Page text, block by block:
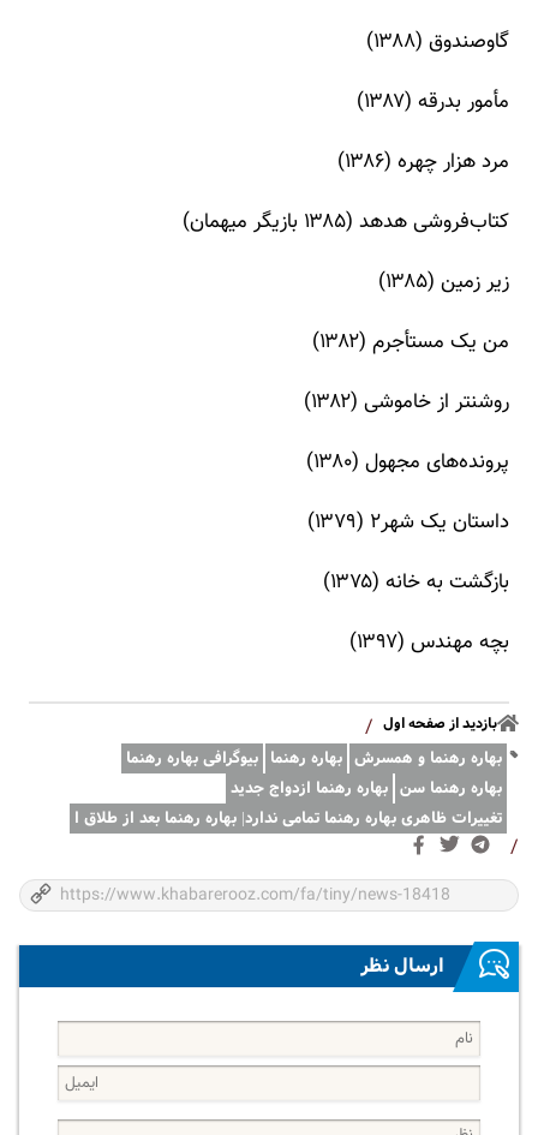
گاوصندوق (۱۳۸۸)
مأمور بدرقه (۱۳۸۷)
مرد هزار چهره (۱۳۸۶)
کتاب‌فروشی هدهد (۱۳۸۵ بازیگر میهمان)
زیر زمین (۱۳۸۵)
من یک مستأجرم (۱۳۸۲)
روشنتر از خاموشی (۱۳۸۲)
پرونده‌های مجهول (۱۳۸۰)
داستان یک شهر۲ (۱۳۷۹)
بازگشت به خانه (۱۳۷۵)
بچه مهندس (۱۳۹۷)
بازدید از صفحه اول /
بهاره رهنما و همسرش بهاره رهنما بیوگرافی بهاره رهنما
بهاره رهنما سن بهاره رهنما ازدواج جدید
تغییرات ظاهری بهاره رهنما تمامی ندارد| بهاره رهنما بعد از طلاق ا
/
ارسال نظر